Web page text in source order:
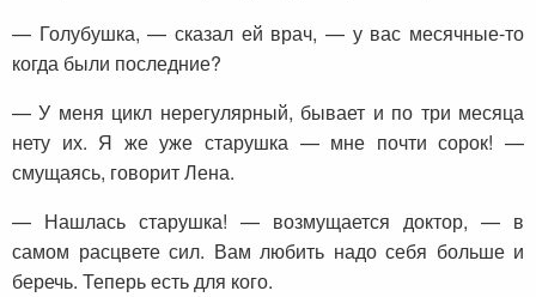
— Голубушка, — сказал ей врач, — у вас месячные-то
когда были последние?
— У меня цикл нерегулярный, бывает и по три месяца
нету их. Я же уже старушка — мне почти сорок! —
смущаясь, говорит Лена.
— Нашлась старушка! — возмущается доктор, — в
самом расцвете сил. Вам любить надо себя больше и
беречь. Теперь есть для кого.